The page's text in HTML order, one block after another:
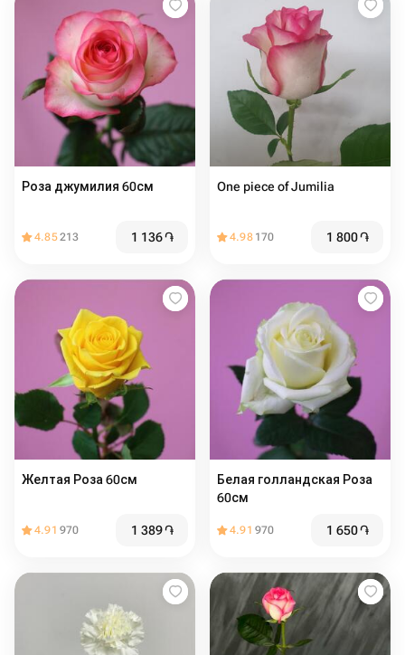
Роза джумилия 60см
4.85213 1 136֏
One piece of Jumilia
4.98 170 1 800֏
Желтая Роза 60см
4.91 970 1 389֏
Белая голландская Роза
60см
4.91 970 1 650֏